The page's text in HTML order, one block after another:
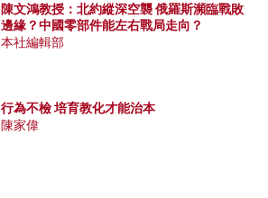
陳文鴻教授：北約縱深空襲 俄羅斯瀕臨戰敗
邊緣？中國零部件能左右戰局走向？
本社編輯部
行為不檢 培育教化才能治本
陳家偉